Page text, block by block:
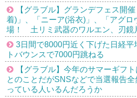
【グラブル】グランデフェス開
着)」、「ニーア(浴衣)」、「アグロ
場！ 土リミ武器のワルエン、刃鏡
3日間で8000円近く下げた日経平
トバウンスで7000円跳ねる
【グラブル】今年のサマーギフ
とのことだがSNSなどで当選報告
っている人いるんだろうか